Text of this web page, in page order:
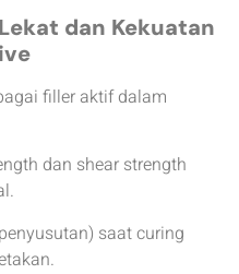
dan Kekuatan
filler aktif dalam
dan shear strength
saat curing